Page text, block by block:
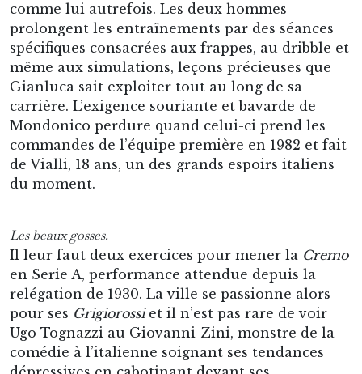
comme lui autrefois. Les deux hommes
prolongent les entraînements par des séances
spécifiques consacrées aux frappes, au dribble et
même aux simulations, leçons précieuses que
Gianluca sait exploiter tout au long de sa
carrière. L’exigence souriante et bavarde de
Mondonico perdure quand celui-ci prend les
commandes de l’équipe première en 1982 et fait
de Vialli, 18 ans, un des grands espoirs italiens
du moment.
Les beaux gosses.
Il leur faut deux exercices pour mener la Cremo
en Serie A, performance attendue depuis la
relégation de 1930. La ville se passionne alors
pour ses Grigiorossiet il n’est pas rare de voir
Ugo Tognazzi au Giovanni-Zini, monstre de la
comédie à l’italienne soignant ses tendances